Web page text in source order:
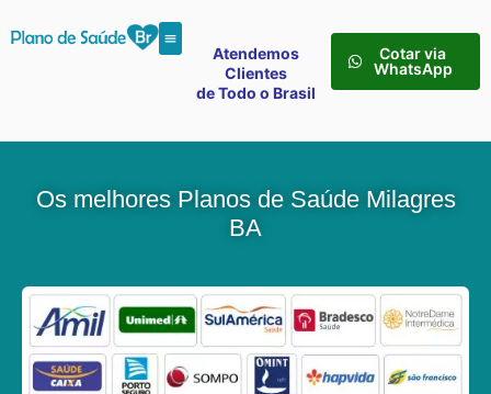
Atendemos
Clientes
de Todo o Brasil
Cotar via
WhatsApp
Os melhores Planos de Saúde Milagres
BA